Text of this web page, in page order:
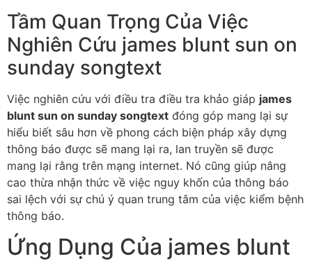
Tầm Quan Trọng Của Việc
Nghiên Cứu james blunt sun on
sunday songtext
Việc nghiên cứu với điều tra điều tra khảo giáp james
blunt sun on sunday songtext đóng góp mang lại sự
hiểu biết sâu hơn về phong cách biện pháp xây dựng
thông báo được sẽ mang lại ra, lan truyền sẽ được
mang lại rằng trên mạng internet. Nó cũng giúp nâng
cao thừa nhận thức về việc nguy khốn của thông báo
sai lệch với sự chú ý quan trung tâm của việc kiểm bệnh
thông báo.
Ứng Dụng Của james blunt